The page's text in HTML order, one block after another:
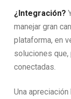
¿Integración?
manejar gran
plataforma, en
soluciones
conectadas.
Una